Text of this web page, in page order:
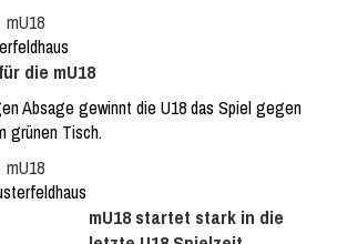
mU18
die mU18
Absage gewinnt die U18 das Spiel gegen
grünen Tisch.
mU18
mU18 startet stark in die